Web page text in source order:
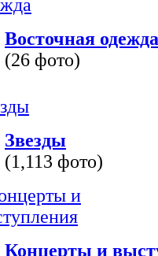
Восточная одежда
(26 фото)
Звезды
(1,113 фото)
Концерты и